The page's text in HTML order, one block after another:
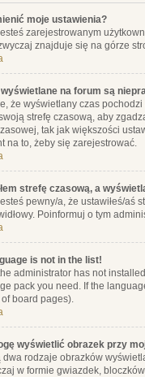
moje ustawienia?
zarejestrowanym
znajduje się na górze
na forum są
że wyświetlany czas
strefę czasową, aby
tak jak większości
na to, żeby się zarejestrować.
strefę czasową, a
pewny/a, że ustawiłeś/aś
Poinformuj o tym
is not in the list!
administrator has not
pack you need. If the
of board pages).
wyświetlić obrazek przy
dwa rodzaje obrazków
w formie gwiazdek,